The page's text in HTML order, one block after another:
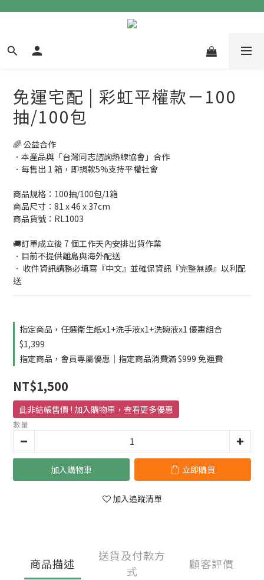
免運宅配 | 彩虹平權款－100
抽/100包
🌈 公益合作
．本產品與「台灣同志諮詢熱線協會」合作
．每售出 1 箱，即捐款5%支持平權社會
商品規格：100抽/100包/1箱
商品尺寸：81 x 46 x 37cm
商品貨號：RL1003
🚚訂單成立後 7 個工作天內安排出貨作業
．目前不提供離島與海外配送
． 收件資訊請務必填寫『中文』並確保資訊『完整無誤』以利配
送
指定商品，任選衛生紙x1+洗手液x1+洗碗液x1 優惠組合
$1,399
指定商品，會員專屬優惠｜指定商品消費滿 $999 免運費
NT$1,500
數量
加入購物車 立即購買
加入追蹤清單
商品描述
送貨及付款方
式
顧客評價